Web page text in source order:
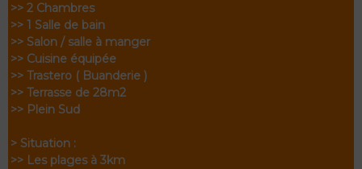
>> 2 Chambres
>> 1 Salle de bain
>> Salon / salle à manger
>> Cuisine équipée
>> Trastero ( Buanderie )
>> Terrasse de 28m2
>> Plein Sud
> Situation :
>> Les plages à 3km